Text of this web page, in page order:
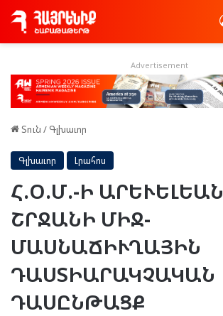
Advertisement
Տուն / Գլխաւոր
Գլխաւոր Լրահոս
Հ.Օ.Մ.-Ի ԱՐԵՒԵԼԵԱՆ
ՇՐՋԱՆԻ ՄԻՋ-
ՄԱՍՆԱՃԻՒՂԱՅԻՆ
ԴԱՍՏԻԱՐԱԿՉԱԿԱՆ
ԴԱՍԸՆԹԱՑՔ